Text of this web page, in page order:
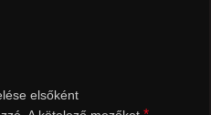
elsőként